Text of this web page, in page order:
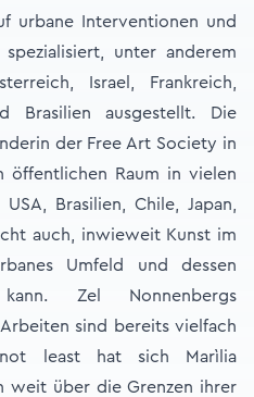
urbane Interventionen und
unter anderem
Israel, Frankreich,
Brasilien ausgestellt. Die
der Free Art Society in
öffentlichen Raum in vielen
Brasilien, Chile, Japan,
auch, inwieweit Kunst im
Umfeld und dessen
Zel Nonnenbergs
sind bereits vielfach
least hat sich Marìlia
weit über die Grenzen ihrer